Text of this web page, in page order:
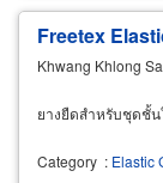
Freetex
Khwang Khlong
ยางยืดสำหรับชุดชั้
Category : Elastic